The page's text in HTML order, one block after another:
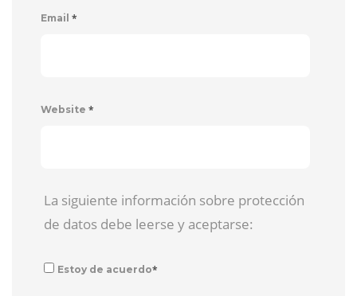
Email *
Website *
La siguiente información sobre protección
de datos debe leerse y aceptarse:
Estoy de acuerdo*